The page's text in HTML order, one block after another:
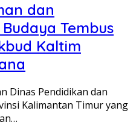
dan
Tembus
Kaltim
Dinas Pendidikan dan
Kalimantan Timur yang